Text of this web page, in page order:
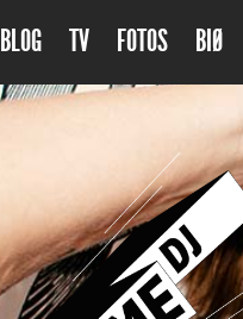
BLOG TV FOTOS BIØ